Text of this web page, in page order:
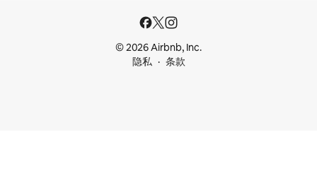
© 2026 Airbnb, Inc.
隐私
条款